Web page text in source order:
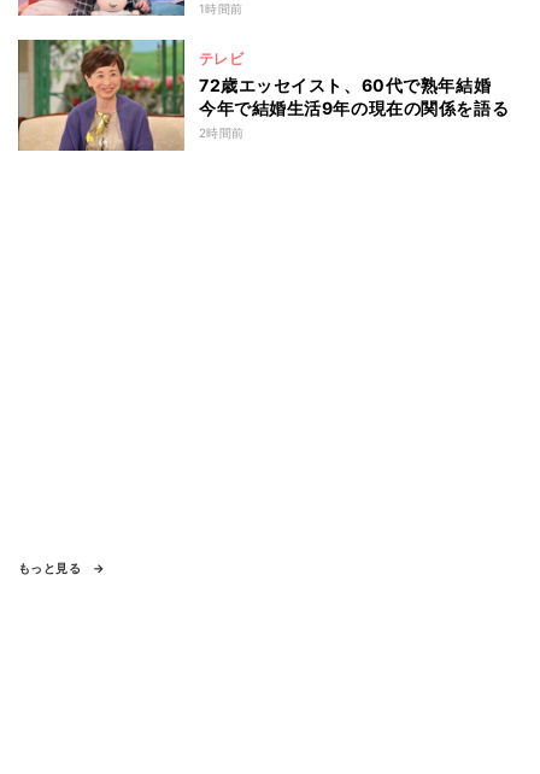
1時間前
テレビ
72歳エッセイスト、60代で熟年結婚
今年で結婚生活9年の現在の関係を語る
2時間前
もっと見る